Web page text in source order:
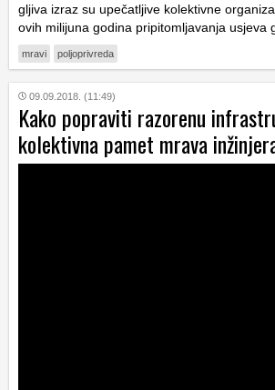
gljiva izraz su upečatljive kolektivne
ovih milijuna godina pripitomljavanja usjeva
mravi poljoprivreda
09.09.2018. (11:49)
Kako popraviti razorenu
kolektivna pamet mrava